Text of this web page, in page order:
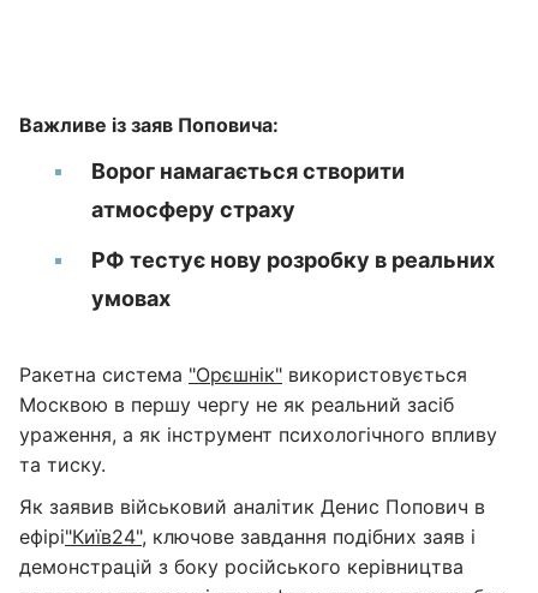
Важливе із заяв Поповича:
Ворог намагається створити
атмосферу страху
РФ тестує нову розробку в реальних
умовах
Ракетна система "Орєшнік" використовується
Москвою в першу чергу не як реальний засіб
ураження, а як інструмент психологічного впливу
та тиску.
Як заявив військовий аналітик Денис Попович в
ефірі"Київ24", ключове завдання подібних заяв і
демонстрацій з боку російського керівництва